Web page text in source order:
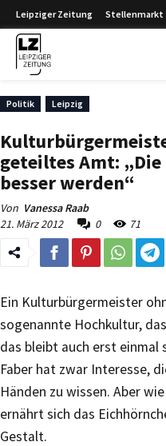
Leipziger Zeitung Stellenmarkt
Politik Leipzig
geteiltes Amt:
besser werden“
Von Vanessa Raab
21. März 2012
0 71
Ein Kulturbürgermeister
sogenannte Hochkultur,
das bleibt auch erst einmal
Faber hat zwar Interesse,
Händen zu wissen. Aber
ernährt sich das
Gestalt.